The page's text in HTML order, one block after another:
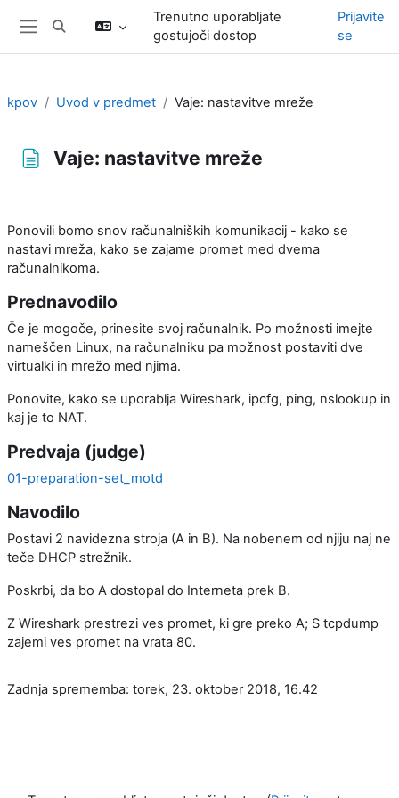
Preskoči na glavno vsebino
Preklopi iskalni vnos
Trenutno uporabljate
gostujoči dostop
Prijavite
se
kpov Uvod v predmet Vaje: nastavitve mreže
Vaje: nastavitve mreže
Ponovili bomo snov računalniških komunikacij - kako se
nastavi mreža, kako se zajame promet med dvema
računalnikoma.
Prednavodilo
Če je mogoče, prinesite svoj računalnik. Po možnosti imejte
nameščen Linux, na računalniku pa možnost postaviti dve
virtualki in mrežo med njima.
Ponovite, kako se uporablja Wireshark, ipcfg, ping, nslookup in
kaj je to NAT.
Predvaja (judge)
01-preparation-set_motd
Navodilo
Postavi 2 navidezna stroja (A in B). Na nobenem od njiju naj ne
teče DHCP strežnik.
Poskrbi, da bo A dostopal do Interneta prek B.
Z Wireshark prestrezi ves promet, ki gre preko A; S tcpdump
zajemi ves promet na vrata 80.
Zadnja sprememba: torek, 23. oktober 2018, 16.42